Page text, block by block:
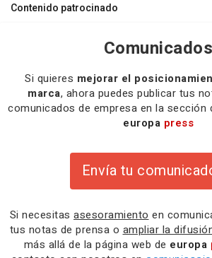
Contenido patrocinado
Comunicados
Si quieres mejorar el
marca, ahora puedes publicar tus
comunicados de empresa en la sección
europa press
Envía tu
Si necesitas asesoramiento en
tus notas de prensa o ampliar la
más allá de la página web de europa